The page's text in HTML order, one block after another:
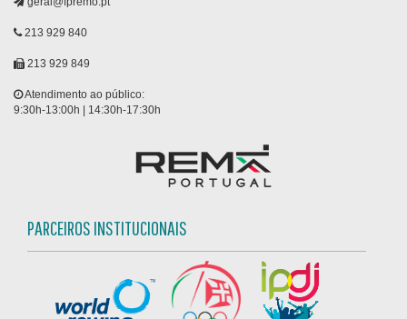
213 929 840
213 929 849
Atendimento ao público:
9:30h-13:00h | 14:30h-17:30h
PARCEIROS INSTITUCIONAIS